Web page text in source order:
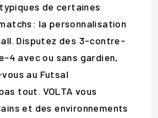
de certaines
la personnalisation
Disputez des 3-contre-
4 avec ou sans gardien,
au Futsal
tout. VOLTA vous
et des environnements